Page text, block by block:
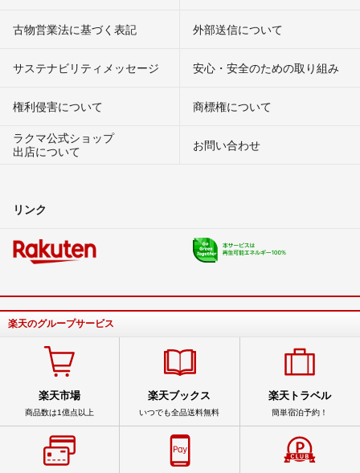
古物営業法に基づく表記 外部送信について
サステナビリティメッセージ 安心・安全のための取り組み
権利侵害について
商標権について
ラクマ公式ショップ
出店について
お問い合わせ
リンク
楽天のグループサービス
楽天市場
商品数は1億点以上
楽天ブックス
いつでも全品送料無料
楽天トラベル
簡単宿泊予約！